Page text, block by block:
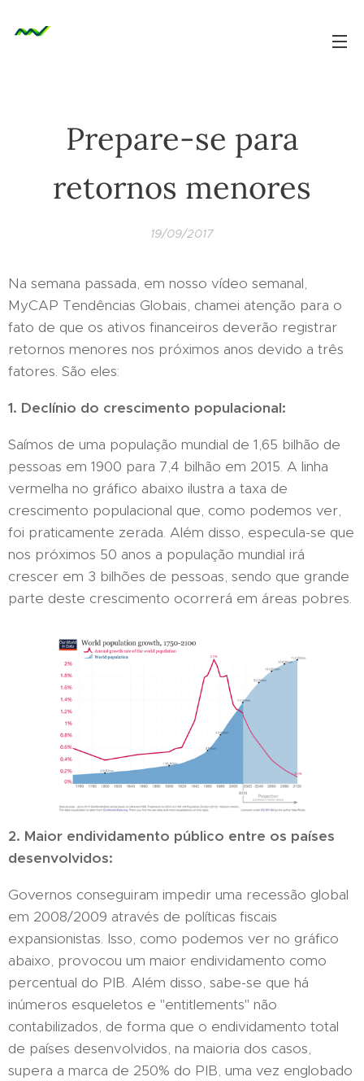
Prepare-se para
retornos menores
19/09/2017
Na semana passada, em nosso vídeo semanal,
MyCAP Tendências Globais, chamei atenção para o
fato de que os ativos financeiros deverão registrar
retornos menores nos próximos anos devido a três
fatores. São eles:
1. Declínio do crescimento populacional:
Saímos de uma população mundial de 1,65 bilhão de
pessoas em 1900 para 7,4 bilhão em 2015. A linha
vermelha no gráfico abaixo ilustra a taxa de
crescimento populacional que, como podemos ver,
foi praticamente zerada. Além disso, especula-se que
nos próximos 50 anos a população mundial irá
crescer em 3 bilhões de pessoas, sendo que grande
parte deste crescimento ocorrerá em áreas pobres.
2. Maior endividamento público entre os países
desenvolvidos:
Governos conseguiram impedir uma recessão global
em 2008/2009 através de políticas fiscais
expansionistas. Isso, como podemos ver no gráfico
abaixo, provocou um maior endividamento como
percentual do PIB. Além disso, sabe-se que há
inúmeros esqueletos e "entitlements" não
contabilizados, de forma que o endividamento total
de países desenvolvidos, na maioria dos casos,
supera a marca de 250% do PIB, uma vez englobado